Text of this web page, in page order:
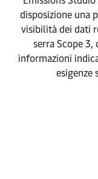
disposizione una
visibilità dei dati
serra Scope
informazioni
esigenze